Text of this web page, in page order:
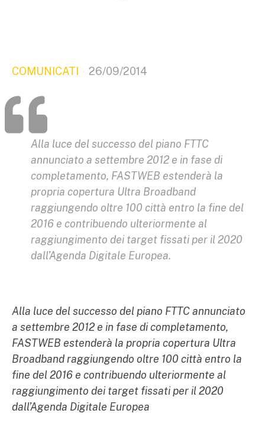
COMUNICATI 26/09/2014
Alla luce del successo del piano FTTC
annunciato a settembre 2012 e in fase di
completamento, FASTWEB estenderà la
propria copertura Ultra Broadband
raggiungendo oltre 100 città entro la fine del
2016 e contribuendo ulteriormente al
raggiungimento dei target fissati per il 2020
dall’Agenda Digitale Europea.
Alla luce del successo del piano FTTC annunciato
a settembre 2012 e in fase di completamento,
FASTWEB estenderà la propria copertura Ultra
Broadband raggiungendo oltre 100 città entro la
fine del 2016 e contribuendo ulteriormente al
raggiungimento dei target fissati per il 2020
dall’Agenda Digitale Europea